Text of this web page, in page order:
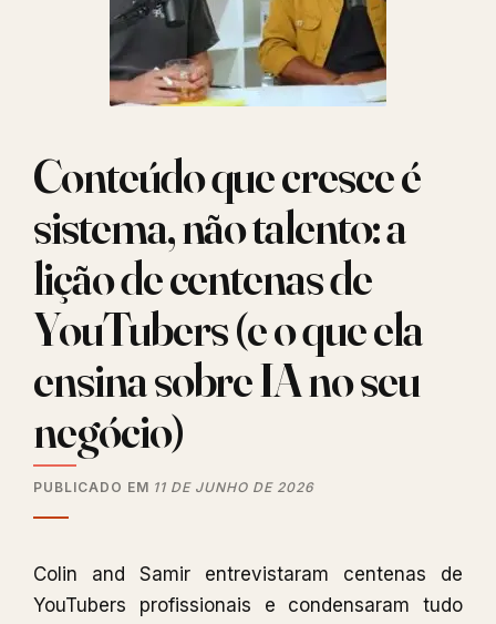
Conteúdo que cresce é
sistema, não talento: a
lição de centenas de
YouTubers (e o que ela
ensina sobre IA no seu
negócio)
PUBLICADO EM 11 DE JUNHO DE 2026
Colin and Samir entrevistaram centenas de
YouTubers profissionais e condensaram tudo